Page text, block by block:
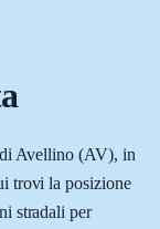
Avellino (AV), in
trovi la posizione
stradali per